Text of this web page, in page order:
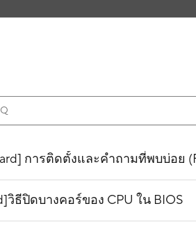
การติดตั้งและคำถามที่พบบ่อย
วิธีปิดบางคอร์ของ CPU ใน BIOS